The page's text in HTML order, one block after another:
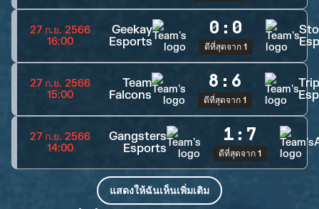
27 ก.ย. 2566
16:00
Geekay
Esports
0 : 0
ดีที่สุดจาก 1
27 ก.ย. 2566
15:00
Team
Falcons
8 : 6
ดีที่สุดจาก 1
27 ก.ย. 2566
14:00
Gangsters
Esports
1 : 7
ดีที่สุดจาก 1
แสดงให้ฉันเห็นเพิ่มเติม